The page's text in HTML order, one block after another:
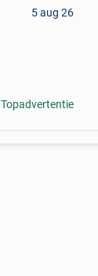
5 aug 26
Topadvertentie